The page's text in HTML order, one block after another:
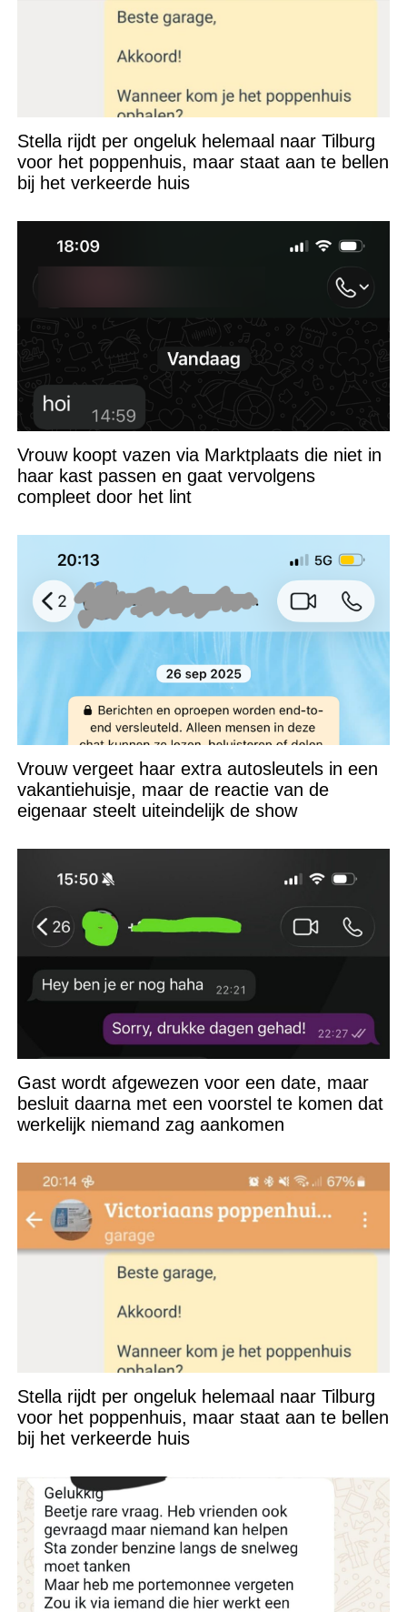
Stella rijdt per ongeluk helemaal naar Tilburg
voor het poppenhuis, maar staat aan te bellen
bij het verkeerde huis
Vrouw koopt vazen via Marktplaats die niet in
haar kast passen en gaat vervolgens
compleet door het lint
Vrouw vergeet haar extra autosleutels in een
vakantiehuisje, maar de reactie van de
eigenaar steelt uiteindelijk de show
Gast wordt afgewezen voor een date, maar
besluit daarna met een voorstel te komen dat
werkelijk niemand zag aankomen
Stella rijdt per ongeluk helemaal naar Tilburg
voor het poppenhuis, maar staat aan te bellen
bij het verkeerde huis